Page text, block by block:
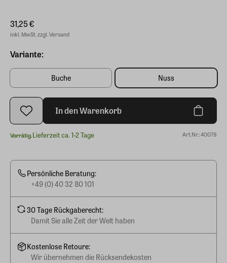
31,25 €
inkl. MwSt. zzgl. Versand
Variante:
Buche Nuss
In den Warenkorb
Vorrätig.Lieferzeit ca. 1-2 Tage Art.Nr.: 40079
Persönliche Beratung:
+49 (0) 40 32 80 101
30 Tage Rückgaberecht:
Damit Sie alle Zeit der Welt haben
Kostenlose Retoure:
Wir übernehmen die Rücksendekosten